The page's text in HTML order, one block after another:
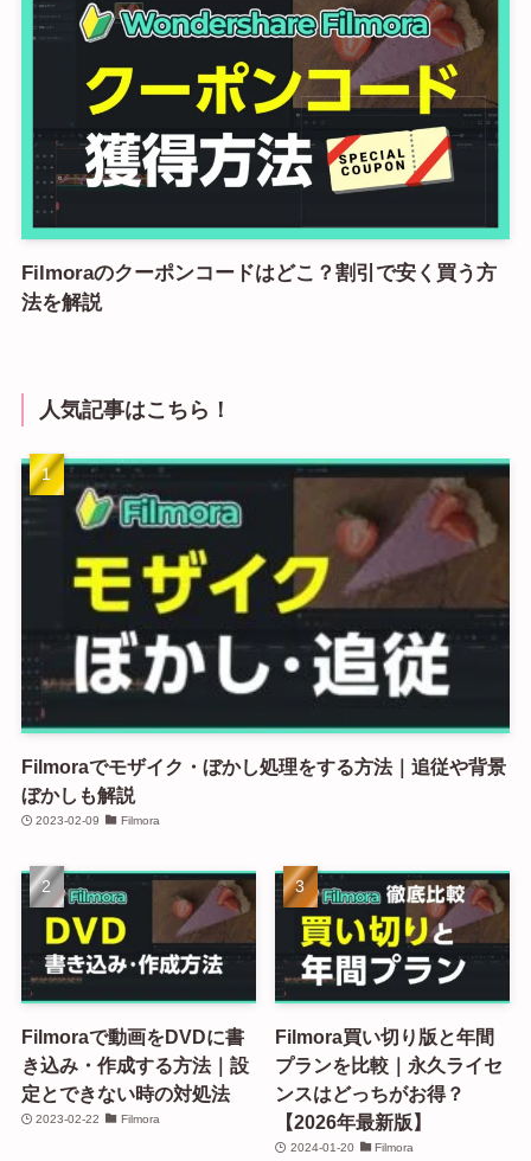
Filmoraのクーポンコードはどこ？割引で安く買う方
法を解説
人気記事はこちら！
Filmoraでモザイク・ぼかし処理をする方法｜追従や背景
ぼかしも解説
2023-02-09 Filmora
Filmoraで動画をDVDに書
き込み・作成する方法｜設
定とできない時の対処法
2023-02-22 Filmora
Filmora買い切り版と年間
プランを比較｜永久ライセ
ンスはどっちがお得？
【2026年最新版】
2024-01-20 Filmora